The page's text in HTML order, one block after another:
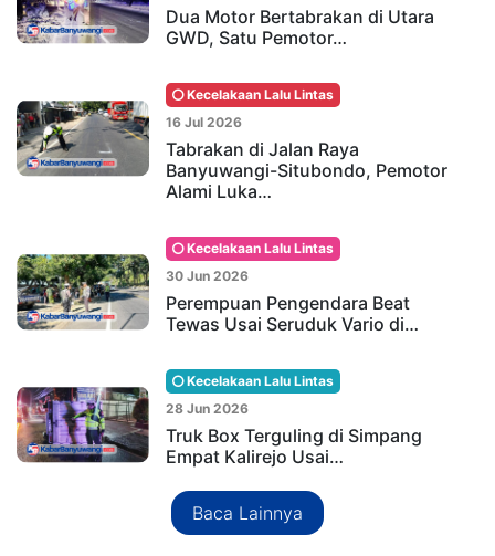
Dua Motor Bertabrakan di Utara
GWD, Satu Pemotor…
Kecelakaan Lalu Lintas
16 Jul 2026
Tabrakan di Jalan Raya
Banyuwangi-Situbondo, Pemotor
Alami Luka…
Kecelakaan Lalu Lintas
30 Jun 2026
Perempuan Pengendara Beat
Tewas Usai Seruduk Vario di…
Kecelakaan Lalu Lintas
28 Jun 2026
Truk Box Terguling di Simpang
Empat Kalirejo Usai…
Baca Lainnya